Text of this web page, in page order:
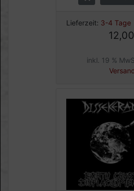
Lieferzeit: 3-4 Tage
inkl. 19 %